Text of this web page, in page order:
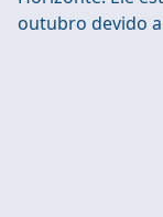
outubro devido